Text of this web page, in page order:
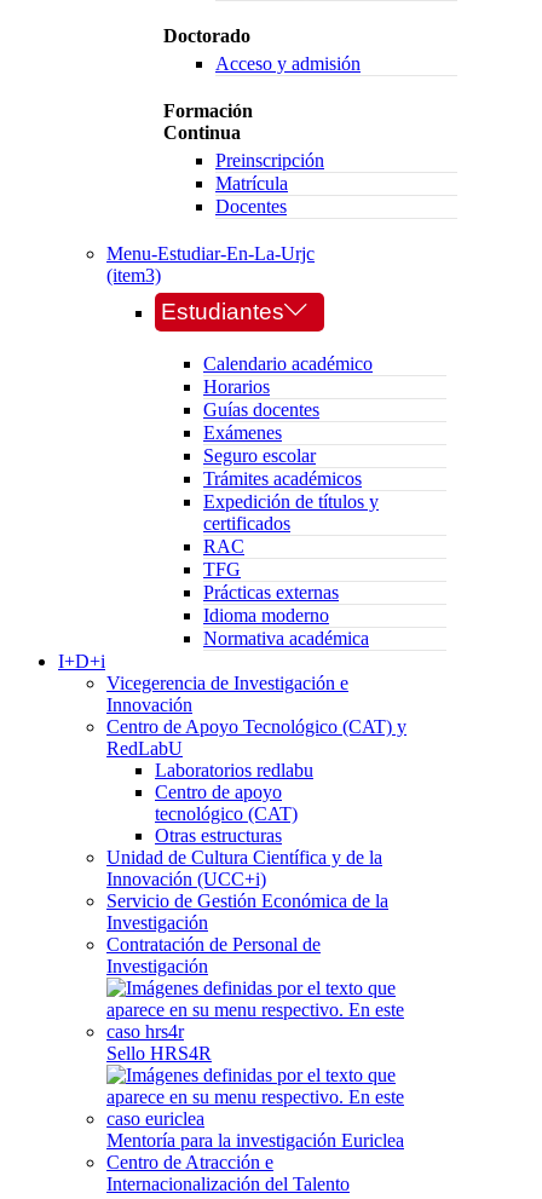
Doctorado
Acceso y admisión
Formación
Continua
Preinscripción
Matrícula
Docentes
Menu-Estudiar-En-La-Urjc
(item3)
Estudiantes
Calendario académico
Horarios
Guías docentes
Exámenes
Seguro escolar
Trámites académicos
Expedición de títulos y
certificados
RAC
TFG
Prácticas externas
Idioma moderno
Normativa académica
I+D+i
Vicegerencia de Investigación e
Innovación
Centro de Apoyo Tecnológico (CAT) y
RedLabU
Laboratorios redlabu
Centro de apoyo
tecnológico (CAT)
Otras estructuras
Unidad de Cultura Científica y de la
Innovación (UCC+i)
Servicio de Gestión Económica de la
Investigación
Contratación de Personal de
Investigación
Sello HRS4R
Mentoría para la investigación Euriclea
Centro de Atracción e
Internacionalización del Talento